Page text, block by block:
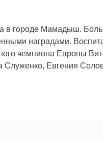
в городе Мамадыш.
наградами.
чемпиона Европы
Евгения